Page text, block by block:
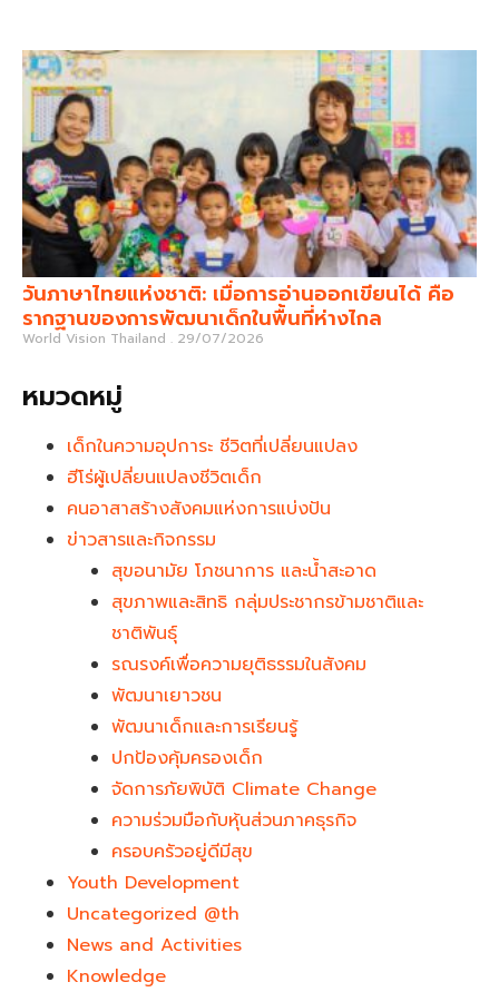
วันภาษาไทยแห่งชาติ: เมื่อการอ่านออกเขียนได้ คือ
รากฐานของการพัฒนาเด็กในพื้นที่ห่างไกล
World Vision Thailand 29/07/2026
หมวดหมู่
เด็กในความอุปการะ ชีวิตที่เปลี่ยนแปลง
ฮีโร่ผู้เปลี่ยนแปลงชีวิตเด็ก
คนอาสาสร้างสังคมแห่งการแบ่งปัน
ข่าวสารและกิจกรรม
สุขอนามัย โภชนาการ และน้ำสะอาด
สุขภาพและสิทธิ กลุ่มประชากรข้ามชาติและ
ชาติพันธุ์
รณรงค์เพื่อความยุติธรรมในสังคม
พัฒนาเยาวชน
พัฒนาเด็กและการเรียนรู้
ปกป้องคุ้มครองเด็ก
จัดการภัยพิบัติ Climate Change
ความร่วมมือกับหุ้นส่วนภาคธุรกิจ
ครอบครัวอยู่ดีมีสุข
Youth Development​
Uncategorized @th
News and Activities
Knowledge